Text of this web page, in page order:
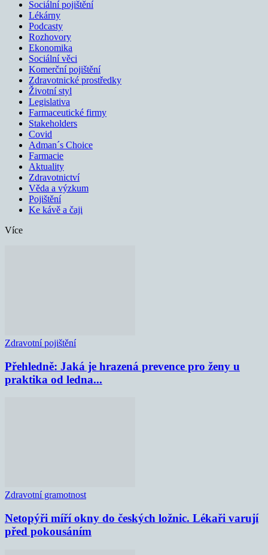
Sociální pojištění
Lékárny
Podcasty
Rozhovory
Ekonomika
Sociální věci
Komerční pojištění
Zdravotnické prostředky
Životní styl
Legislativa
Farmaceutické firmy
Stakeholders
Covid
Adman´s Choice
Farmacie
Aktuality
Zdravotnictví
Věda a výzkum
Pojištění
Ke kávě a čaji
Více
Zdravotní pojištění
Přehledně: Jaká je hrazená prevence pro ženy u
praktika od ledna...
Zdravotní gramotnost
Netopýři míří okny do českých ložnic. Lékaři varují
před pokousáním